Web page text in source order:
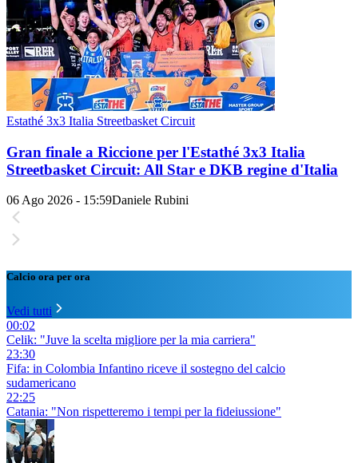
Estathé 3x3 Italia Streetbasket Circuit
Gran finale a Riccione per l'Estathé 3x3 Italia
Streetbasket Circuit: All Star e DKB regine d'Italia
06 Ago 2026 - 15:59Daniele Rubini
Calcio ora per ora
Vedi tutti
00:02
Celik: "Juve la scelta migliore per la mia carriera"
23:30
Fifa: in Colombia Infantino riceve il sostegno del calcio
sudamericano
22:25
Catania: "Non rispetteremo i tempi per la fideiussione"